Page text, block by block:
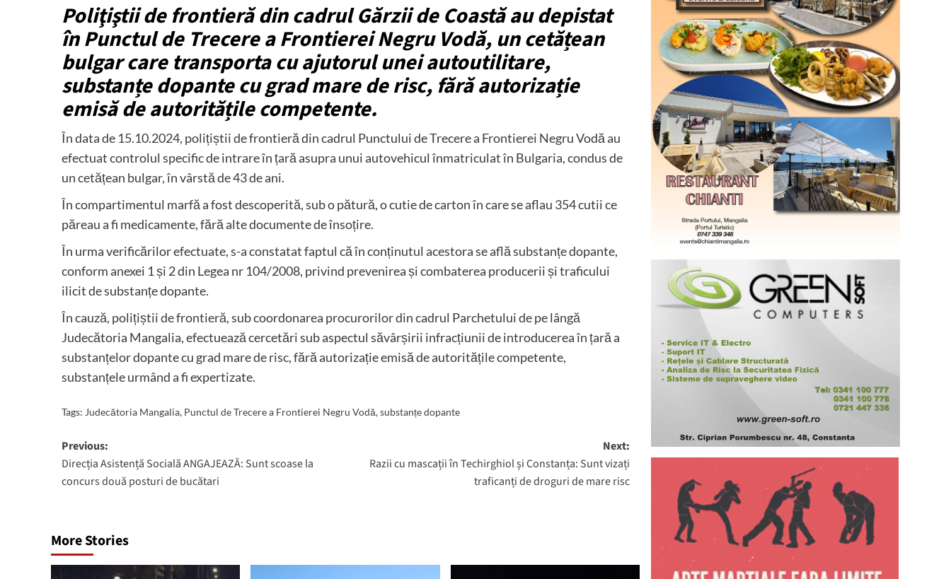
Poliţiştii de frontieră din cadrul Gărzii de Coastă au depistat
în Punctul de Trecere a Frontierei Negru Vodă, un cetățean
bulgar care transporta cu ajutorul unei autoutilitare,
substanțe dopante cu grad mare de risc, fără autorizație
emisă de autoritățile competente.
În data de 15.10.2024, polițiștii de frontieră din cadrul Punctului de Trecere a Frontierei Negru Vodă au
efectuat controlul specific de intrare în țară asupra unui autovehicul înmatriculat în Bulgaria, condus de
un cetățean bulgar, în vârstă de 43 de ani.
În compartimentul marfă a fost descoperită, sub o pătură, o cutie de carton în care se aflau 354 cutii ce
păreau a fi medicamente, fără alte documente de însoțire.
În urma verificărilor efectuate, s-a constatat faptul că în conținutul acestora se află substanțe dopante,
conform anexei 1 și 2 din Legea nr 104/2008, privind prevenirea și combaterea producerii și traficului
ilicit de substanțe dopante.
În cauză, polițiștii de frontieră, sub coordonarea procurorilor din cadrul Parchetului de pe lângă
Judecătoria Mangalia, efectuează cercetări sub aspectul săvârșirii infracțiunii de introducerea în țară a
substanțelor dopante cu grad mare de risc, fără autorizație emisă de autoritățile competente,
substanțele urmând a fi expertizate.
Tags: Judecătoria Mangalia, Punctul de Trecere a Frontierei Negru Vodă,substanțe dopante
Post
navigation
Previous:
Direcția Asistență Socială ANGAJEAZĂ: Sunt scoase la
concurs două posturi de bucătari
Next:
Razii cu mascații în Techirghiol și Constanța: Sunt vizați
traficanți de droguri de mare risc
More Stories